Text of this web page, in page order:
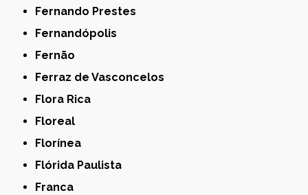
Fernando Prestes
Fernandópolis
Fernão
Ferraz de Vasconcelos
Flora Rica
Floreal
Florínea
Flórida Paulista
Franca